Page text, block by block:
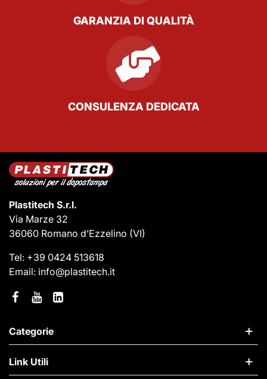
GARANZIA DI QUALITÀ
CONSULENZA DEDICATA
Plastitech S.r.l.
Via Marze 32
36060 Romano d’Ezzelino (VI)
Tel: +39 0424 513618
Email: info@plastitech.it
Categorie
Link Utili